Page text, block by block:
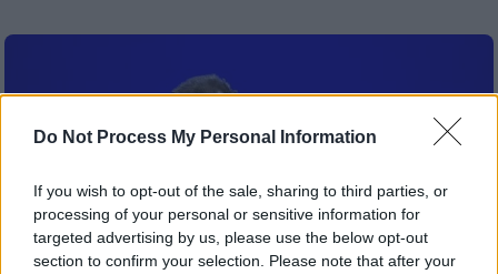
Do Not Process My Personal Information
If you wish to opt-out of the sale, sharing to third parties, or
processing of your personal or sensitive information for
targeted advertising by us, please use the below opt-out
section to confirm your selection. Please note that after your